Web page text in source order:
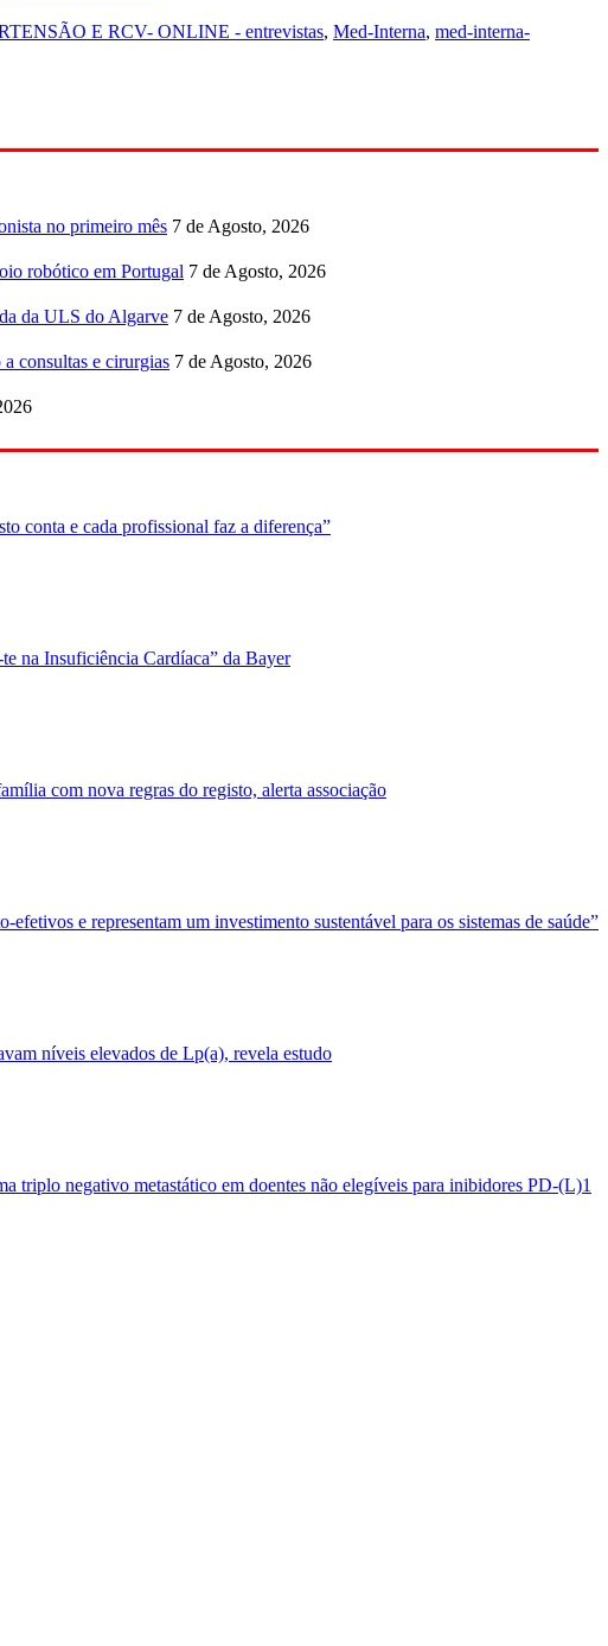
E RCV- ONLINE - entrevistas, Med-Interna, med-interna-
no primeiro mês 7 de Agosto, 2026
robótico em Portugal 7 de Agosto, 2026
da ULS do Algarve 7 de Agosto, 2026
consultas e cirurgias 7 de Agosto, 2026
conta e cada profissional faz a diferença”
na Insuficiência Cardíaca” da Bayer
com nova regras do registo, alerta associação
e representam um investimento sustentável para os sistemas de saúde”
níveis elevados de Lp(a), revela estudo
triplo negativo metastático em doentes não elegíveis para inibidores PD-(L)1